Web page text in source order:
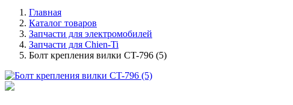
Главная
Каталог товаров
Запчасти для электромобилей
Запчасти для Chien-Ti
Болт крепления вилки CT-796 (5)